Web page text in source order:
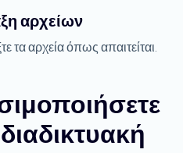
αρχείων
τα αρχεία όπως απαιτείται.